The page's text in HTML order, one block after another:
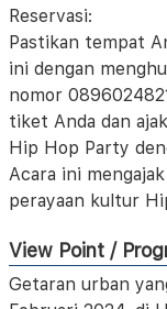
Reservasi:
Pastikan tempat
ini dengan
nomor
tiket Anda dan
Hip Hop Party
Acara ini
perayaan kultur
View Point /
Getaran urban